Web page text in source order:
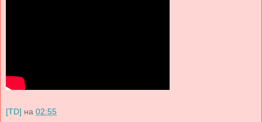
[TD] на 02:55